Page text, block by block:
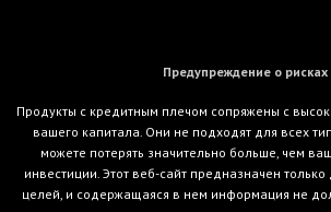
Предупреждение о рисках
Продукты с кредитным плечом сопряжены с
вашего капитала. Они не подходят для всех
можете потерять значительно больше, чем
инвестиции. Этот веб-сайт предназначен
целей, и содержащаяся в нем информация не